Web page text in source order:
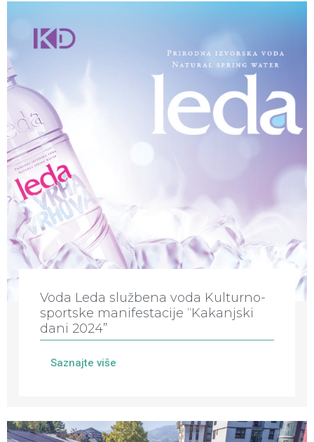
Voda Leda službena voda Kulturno-
sportske manifestacije “Kakanjski
dani 2024”
Saznajte više